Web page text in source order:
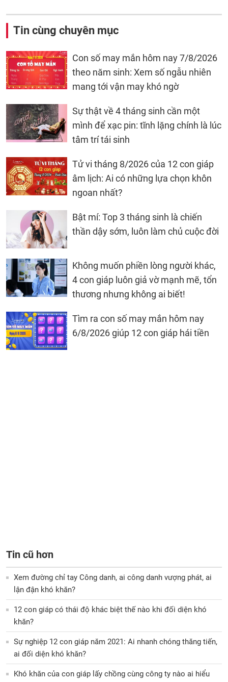
Tin cùng chuyên mục
Con số may mắn hôm nay 7/8/2026
theo năm sinh: Xem số ngẫu nhiên
mang tới vận may khó ngờ
Sự thật về 4 tháng sinh cần một
mình để xạc pin: tĩnh lặng chính là lúc
tâm trí tái sinh
Tử vi tháng 8/2026 của 12 con giáp
âm lịch: Ai có những lựa chọn khôn
ngoan nhất?
Bật mí: Top 3 tháng sinh là chiến
thần dậy sớm, luôn làm chủ cuộc đời
Không muốn phiền lòng người khác,
4 con giáp luôn giả vờ mạnh mẽ, tổn
thương nhưng không ai biết!
Tìm ra con số may mắn hôm nay
6/8/2026 giúp 12 con giáp hái tiền
Tin cũ hơn
Xem đường chỉ tay Công danh, ai công danh vượng phát, ai
lận đận khó khăn?
12 con giáp có thái độ khác biệt thế nào khi đối diện khó
khăn?
Sự nghiệp 12 con giáp năm 2021: Ai nhanh chóng thăng tiến,
ai đối diện khó khăn?
Khó khăn của con giáp lấy chồng cùng công ty nào ai hiểu